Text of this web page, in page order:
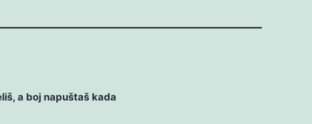
a boj napuštaš kada